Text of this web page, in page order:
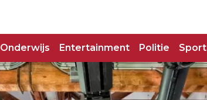
Onderwijs Entertainment Politie Sport